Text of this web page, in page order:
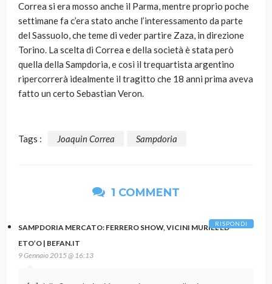
Correa si era mosso anche il Parma, mentre proprio poche
settimane fa c’era stato anche l’interessamento da parte
del Sassuolo, che teme di veder partire Zaza, in direzione
Torino. La scelta di Correa e della società è stata però
quella della Sampdoria, e così il trequartista argentino
ripercorrerà idealmente il tragitto che 18 anni prima aveva
fatto un certo Sebastian Veron.
Tags : Joaquin Correa Sampdoria
1 COMMENT
SAMPDORIA MERCATO: FERRERO SHOW, VICINI MURIEL ED
ETO’O | BEFAN.IT
9 Gennaio 2015 @ 16:13
RISPONDI